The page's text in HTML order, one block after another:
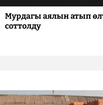
Мурдагы аялын атып
соттолду